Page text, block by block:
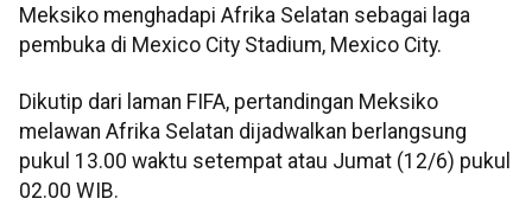
Meksiko menghadapi Afrika Selatan sebagai laga
pembuka di Mexico City Stadium, Mexico City.
Dikutip dari laman FIFA, pertandingan Meksiko
melawan Afrika Selatan dijadwalkan berlangsung
pukul 13.00 waktu setempat atau Jumat (12/6) pukul
02.00 WIB.